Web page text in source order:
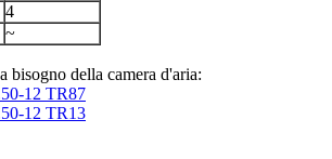
4
~
bisogno della camera d'aria:
12 TR87
12 TR13